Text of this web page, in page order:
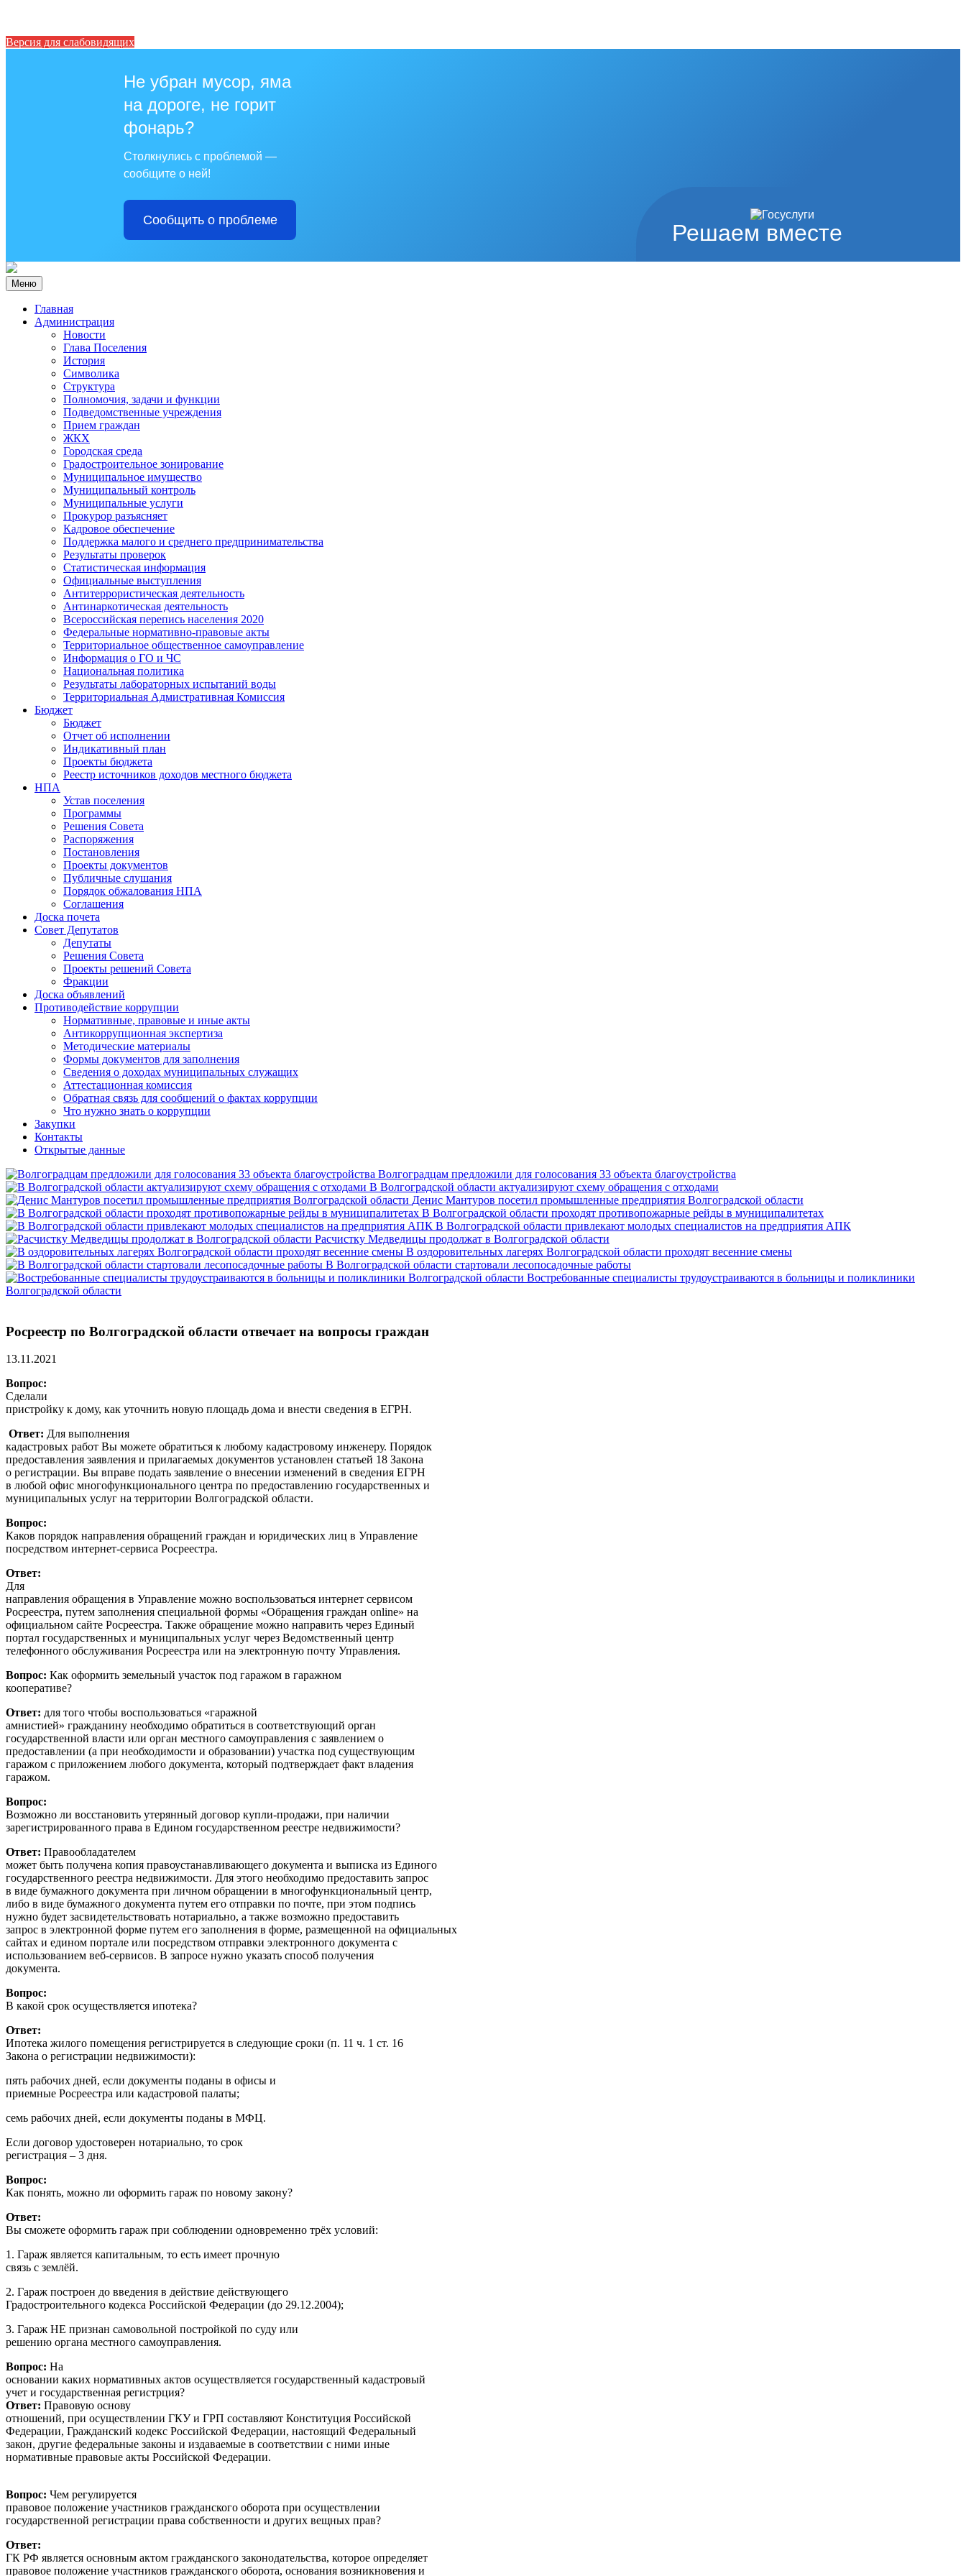
Версия для слабовидящих
Решаем вместе
Не убран мусор, яма
на дороге, не горит
фонарь?
Столкнулись с проблемой —
сообщите о ней!
Сообщить о проблеме
Меню
Главная
Администрация
Новости
Глава Поселения
История
Символика
Структура
Полномочия, задачи и функции
Подведомственные учреждения
Прием граждан
ЖКХ
Городская среда
Градостроительное зонирование
Муниципальное имущество
Муниципальный контроль
Муниципальные услуги
Прокурор разъясняет
Кадровое обеспечение
Поддержка малого и среднего предпринимательства
Результаты проверок
Статистическая информация
Официальные выступления
Антитеррористическая деятельность
Антинаркотическая деятельность
Всероссийская перепись населения 2020
Федеральные нормативно-правовые акты
Территориальное общественное самоуправление
Информация о ГО и ЧС
Национальная политика
Результаты лабораторных испытаний воды
Территориальная Адмистративная Комиссия
Бюджет
Бюджет
Отчет об исполнении
Индикативный план
Проекты бюджета
Реестр источников доходов местного бюджета
НПА
Устав поселения
Программы
Решения Совета
Распоряжения
Постановления
Проекты документов
Публичные слушания
Порядок обжалования НПА
Соглашения
Доска почета
Совет Депутатов
Депутаты
Решения Совета
Проекты решений Совета
Фракции
Доска объявлений
Противодействие коррупции
Нормативные, правовые и иные акты
Антикоррупционная экспертиза
Методические материалы
Формы документов для заполнения
Сведения о доходах муниципальных служащих
Аттестационная комиссия
Обратная связь для сообщений о фактах коррупции
Что нужно знать о коррупции
Закупки
Контакты
Открытые данные
Волгоградцам предложили для голосования 33 объекта благоустройства
В Волгоградской области актуализируют схему обращения с отходами
Денис Мантуров посетил промышленные предприятия Волгоградской области
В Волгоградской области проходят противопожарные рейды в муниципалитетах
В Волгоградской области привлекают молодых специалистов на предприятия АПК
Расчистку Медведицы продолжат в Волгоградской области
В оздоровительных лагерях Волгоградской области проходят весенние смены
В Волгоградской области стартовали лесопосадочные работы
Востребованные специалисты трудоустраиваются в больницы и поликлиники
Волгоградской области
Росреестр по Волгоградской области отвечает на вопросы граждан
13.11.2021
Вопрос:
Сделали
пристройку к дому, как уточнить новую площадь дома и внести сведения в ЕГРН.
Ответ: Для выполнения
кадастровых работ Вы можете обратиться к любому кадастровому инженеру. Порядок
предоставления заявления и прилагаемых документов установлен статьей 18 Закона
о регистрации. Вы вправе подать заявление о внесении изменений в сведения ЕГРН
в любой офис многофункционального центра по предоставлению государственных и
муниципальных услуг на территории Волгоградской области.
Вопрос:
Каков порядок направления обращений граждан и юридических лиц в Управление
посредством интернет-сервиса Росреестра.
Ответ:
Для
направления обращения в Управление можно воспользоваться интернет сервисом
Росреестра, путем заполнения специальной формы «Обращения граждан online» на
официальном сайте Росреестра. Также обращение можно направить через Единый
портал государственных и муниципальных услуг через Ведомственный центр
телефонного обслуживания Росреестра или на электронную почту Управления.
Вопрос: Как оформить земельный участок под гаражом в гаражном
кооперативе?
Ответ: для того чтобы воспользоваться «гаражной
амнистией» гражданину необходимо обратиться в соответствующий орган
государственной власти или орган местного самоуправления с заявлением о
предоставлении (а при необходимости и образовании) участка под существующим
гаражом с приложением любого документа, который подтверждает факт владения
гаражом.
Вопрос:
Возможно ли восстановить утерянный договор купли-продажи, при наличии
зарегистрированного права в Едином государственном реестре недвижимости?
Ответ: Правообладателем
может быть получена копия правоустанавливающего документа и выписка из Единого
государственного реестра недвижимости. Для этого необходимо предоставить запрос
в виде бумажного документа при личном обращении в многофункциональный центр,
либо в виде бумажного документа путем его отправки по почте, при этом подпись
нужно будет засвидетельствовать нотариально, а также возможно предоставить
запрос в электронной форме путем его заполнения в форме, размещенной на официальных
сайтах и едином портале или посредством отправки электронного документа с
использованием веб-сервисов. В запросе нужно указать способ получения
документа.
Вопрос:
В какой срок осуществляется ипотека?
Ответ:
Ипотека жилого помещения регистрируется в следующие сроки (п. 11 ч. 1 ст. 16
Закона о регистрации недвижимости):
пять рабочих дней, если документы поданы в офисы и
приемные Росреестра или кадастровой палаты;
семь рабочих дней, если документы поданы в МФЦ.
Если договор удостоверен нотариально, то срок
регистрация – 3 дня.
Вопрос:
Как понять, можно ли оформить гараж по новому закону?
Ответ:
Вы сможете оформить гараж при соблюдении одновременно трёх условий:
1. Гараж является капитальным, то есть имеет прочную
связь с землёй.
2. Гараж построен до введения в действие действующего
Градостроительного кодекса Российской Федерации (до 29.12.2004);
3. Гараж НЕ признан самовольной постройкой по суду или
решению органа местного самоуправления.
Вопрос: На
основании каких нормативных актов осуществляется государственный кадастровый
учет и государственная регистрция?
Ответ: Правовую основу
отношений, при осуществлении ГКУ и ГРП составляют Конституция Российской
Федерации, Гражданский кодекс Российской Федерации, настоящий Федеральный
закон, другие федеральные законы и издаваемые в соответствии с ними иные
нормативные правовые акты Российской Федерации.
Вопрос: Чем регулируется
правовое положение участников гражданского оборота при осуществлении
государственной регистрации права собственности и других вещных прав?
Ответ:
ГК РФ является основным актом гражданского законодательства, которое определяет
правовое положение участников гражданского оборота, основания возникновения и